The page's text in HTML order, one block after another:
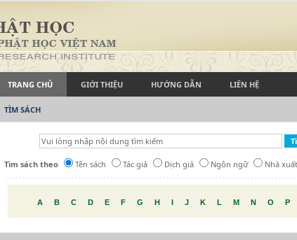
TRANG CHỦ GIỚI THIỆU HƯỚNG DẪN LIÊN HỆ
TÌM SÁCH
Tìm sách theo Tên sách Tác giả Dịch giả Ngôn ngữ Nhà
A B C D E F G H I J K L M N O P